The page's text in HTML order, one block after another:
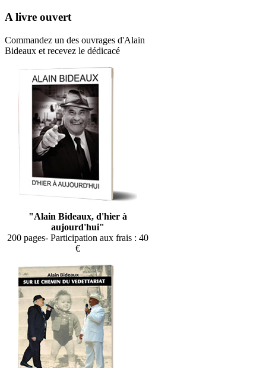
A livre ouvert
Commandez un des ouvrages d'Alain
Bideaux et recevez le dédicacé
"Alain Bideaux, d'hier à
aujourd'hui"
200 pages- Participation aux frais : 40
€